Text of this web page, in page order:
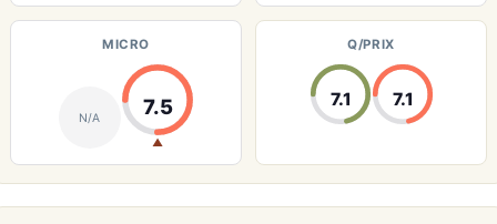
MICRO
N/A 7.5
▲
Q/PRIX
7.1 7.1